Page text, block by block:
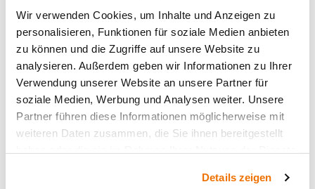
Wir verwenden Cookies, um Inhalte und Anzeigen zu
personalisieren, Funktionen für soziale Medien anbieten
zu können und die Zugriffe auf unsere Website zu
analysieren. Außerdem geben wir Informationen zu Ihrer
Verwendung unserer Website an unsere Partner für
soziale Medien, Werbung und Analysen weiter. Unsere
Partner führen diese Informationen möglicherweise mit
weiteren Daten zusammen, die Sie ihnen bereitgestellt
Details zeigen